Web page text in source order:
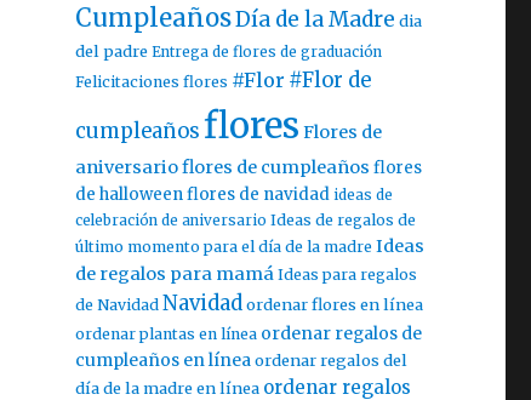
CumpleañosDía de la Madre dia
del padre Entrega de flores de graduación
Felicitaciones flores #Flor #Flor de
cumpleañosflores Flores de
aniversarioflores de cumpleaños flores
de halloweenflores de navidad ideas de
celebración de aniversario Ideas de regalos de
último momento para el día de la madre Ideas
de regalos para mamá Ideas para regalos
de Navidad Navidadordenar flores en línea
ordenar plantas en línea ordenar regalos de
cumpleaños en línea ordenar regalos del
día de la madre en línea ordenar regalos